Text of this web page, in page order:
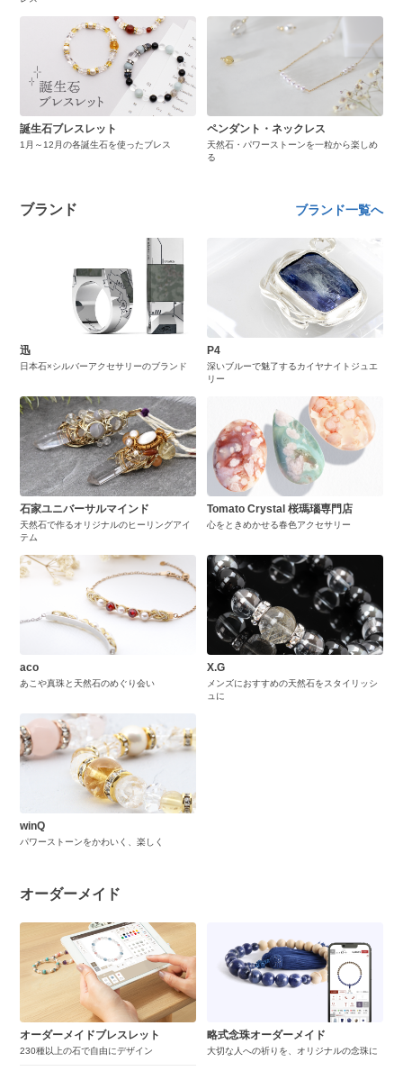
誕生石ブレスレット
1月～12月の各誕生石を使ったブレス
ペンダント・ネックレス
天然石・パワーストーンを一粒から楽しめ
る
ブランド ブランド一覧へ
迅
日本石×シルバーアクセサリーのブランド
P4
深いブルーで魅了するカイヤナイトジュエ
リー
石家ユニバーサルマインド
天然石で作るオリジナルのヒーリングアイ
テム
Tomato Crystal 桜瑪瑙専門店
心をときめかせる春色アクセサリー
aco
あこや真珠と天然石のめぐり会い
X.G
メンズにおすすめの天然石をスタイリッシ
ュに
winQ
パワーストーンをかわいく、楽しく
オーダーメイド
オーダーメイドブレスレット
230種以上の石で自由にデザイン
略式念珠オーダーメイド
大切な人への祈りを、オリジナルの念珠に